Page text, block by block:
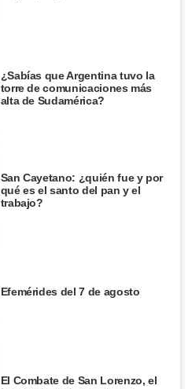
¿Sabías que Argentina tuvo la
torre de comunicaciones más
alta de Sudamérica?
San Cayetano: ¿quién fue y por
qué es el santo del pan y el
trabajo?
Efemérides del 7 de agosto
El Combate de San Lorenzo, el